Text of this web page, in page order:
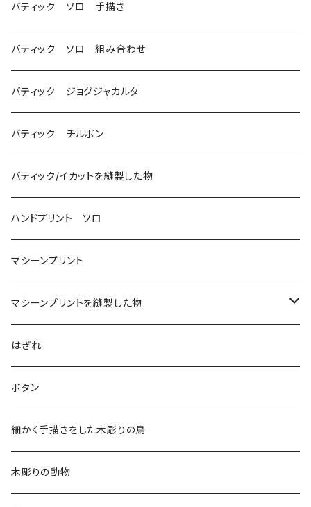
バティック ソロ 手描き
バティック ソロ 組み合わせ
バティック ジョグジャカルタ
バティック チルボン
バティック/イカットを縫製した物
ハンドプリント ソロ
マシーンプリント
マシーンプリントを縫製した物
アロハシャツ
2018
2019
ドレスシャツ
チュニック
リバーシブル 帽子
はぎれ
ボタン
細かく手描きをした木彫りの鳥
木彫りの動物